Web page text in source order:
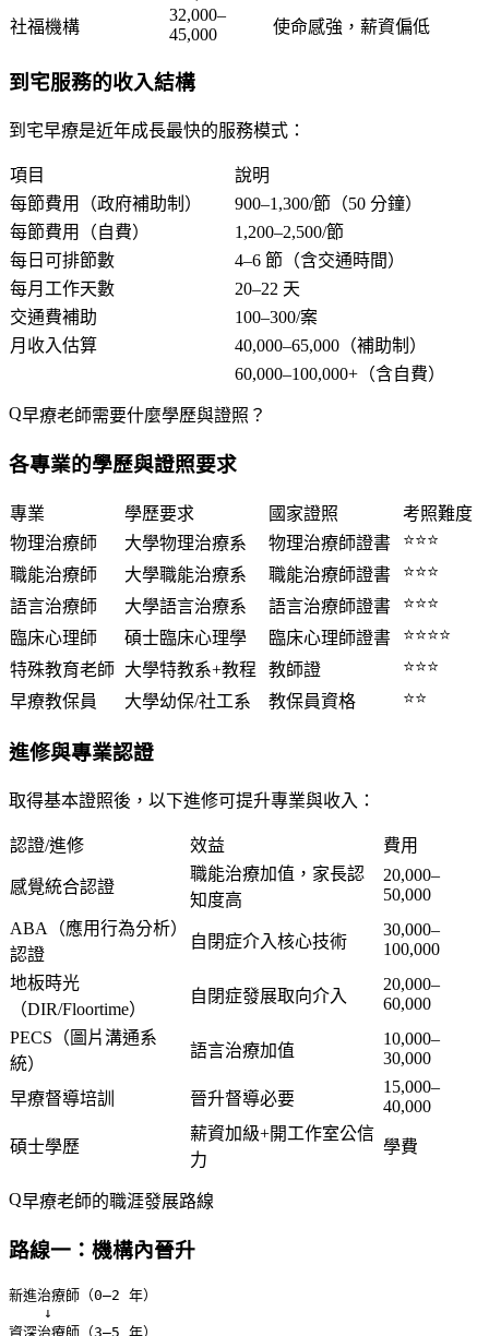
社福機構
32,000–
45,000
使命感強，薪資偏低
到宅服務的收入結構
到宅早療是近年成長最快的服務模式：
項目
說明
每節費用（政府補助制）
900–1,300/節（50 分鐘）
每節費用（自費）
1,200–2,500/節
每日可排節數
4–6 節（含交通時間）
每月工作天數
20–22 天
交通費補助
100–300/案
月收入估算
40,000–65,000 （補助制）
60,000–100,000+ （含自費）
早療老師需要什麼學歷與證照？
各專業的學歷與證照要求
專業 學歷要求 國家證照
考照難度
物理治療師
大學物理治療系 物理治療師證書
⭐⭐⭐
職能治療師
大學職能治療系 職能治療師證書
⭐⭐⭐
語言治療師
大學語言治療系 語言治療師證書
⭐⭐⭐
臨床心理師
碩士臨床心理學 臨床心理師證書
⭐⭐⭐⭐
特殊教育老師
大學特教系+教程 教師證
⭐⭐⭐
早療教保員
大學幼保/社工系 教保員資格 ⭐⭐
進修與專業認證
取得基本證照後，以下進修可提升專業與收入：
認證/進修 效益 費用
感覺統合認證
職能治療加值，家長認
知度高
20,000–
50,000
ABA（應用行為分析）
認證
自閉症介入核心技術
30,000–
100,000
地板時光
（DIR/Floortime）
自閉症發展取向介入
20,000–
60,000
PECS（圖片溝通系
統）
語言治療加值
10,000–
30,000
早療督導培訓 晉升督導必要
15,000–
40,000
碩士學歷
薪資加級+開工作室公信
力
學費
早療老師的職涯發展路線
路線一：機構內晉升
新進治療師（0–2 年）
    ↓
資深治療師（3–5 年）